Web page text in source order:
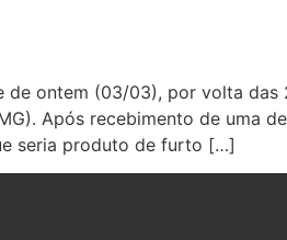
de ontem (03/03), por volta
Após recebimento de uma
seria produto de furto […]